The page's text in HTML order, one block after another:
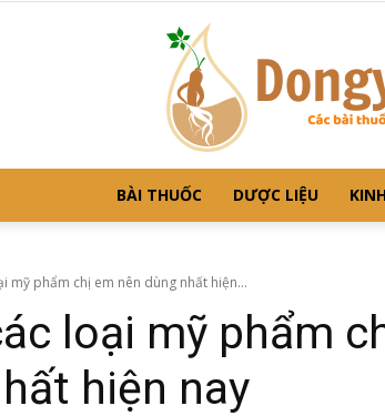
BÀI THUỐC DƯỢC LIỆU
mỹ phẩm chị em nên dùng nhất hiện...
loại mỹ phẩm
hiện nay